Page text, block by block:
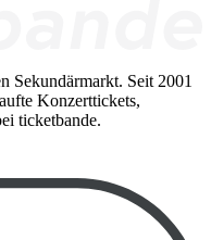
Sekundärmarkt. Seit 2001
Konzerttickets,
ticketbande.